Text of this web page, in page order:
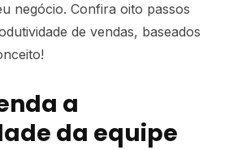
negócio. Confira oito passos
de vendas, baseados
a
da equipe